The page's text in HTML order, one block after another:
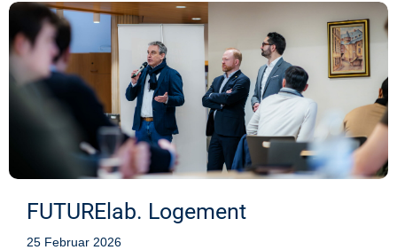
FUTURElab. Logement
25 Februar 2026